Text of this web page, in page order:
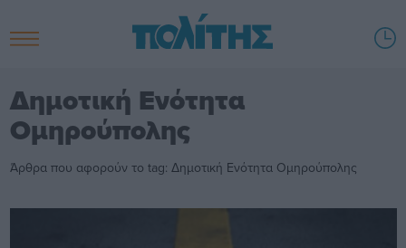
Δημοτική Ενότητα
Ομηρούπολης
Άρθρα που αφορούν το tag: Δημοτική Ενότητα Ομηρούπολης